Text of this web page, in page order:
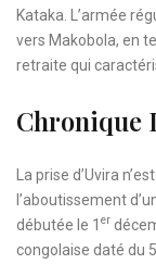
Kataka. L’armée
vers Makobola, en
retraite qui
Chronique
La prise d’Uvira
l’aboutissement
débutée le 1 er
congolaise daté du